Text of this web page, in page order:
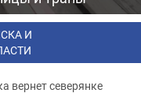
И
вернет северянке